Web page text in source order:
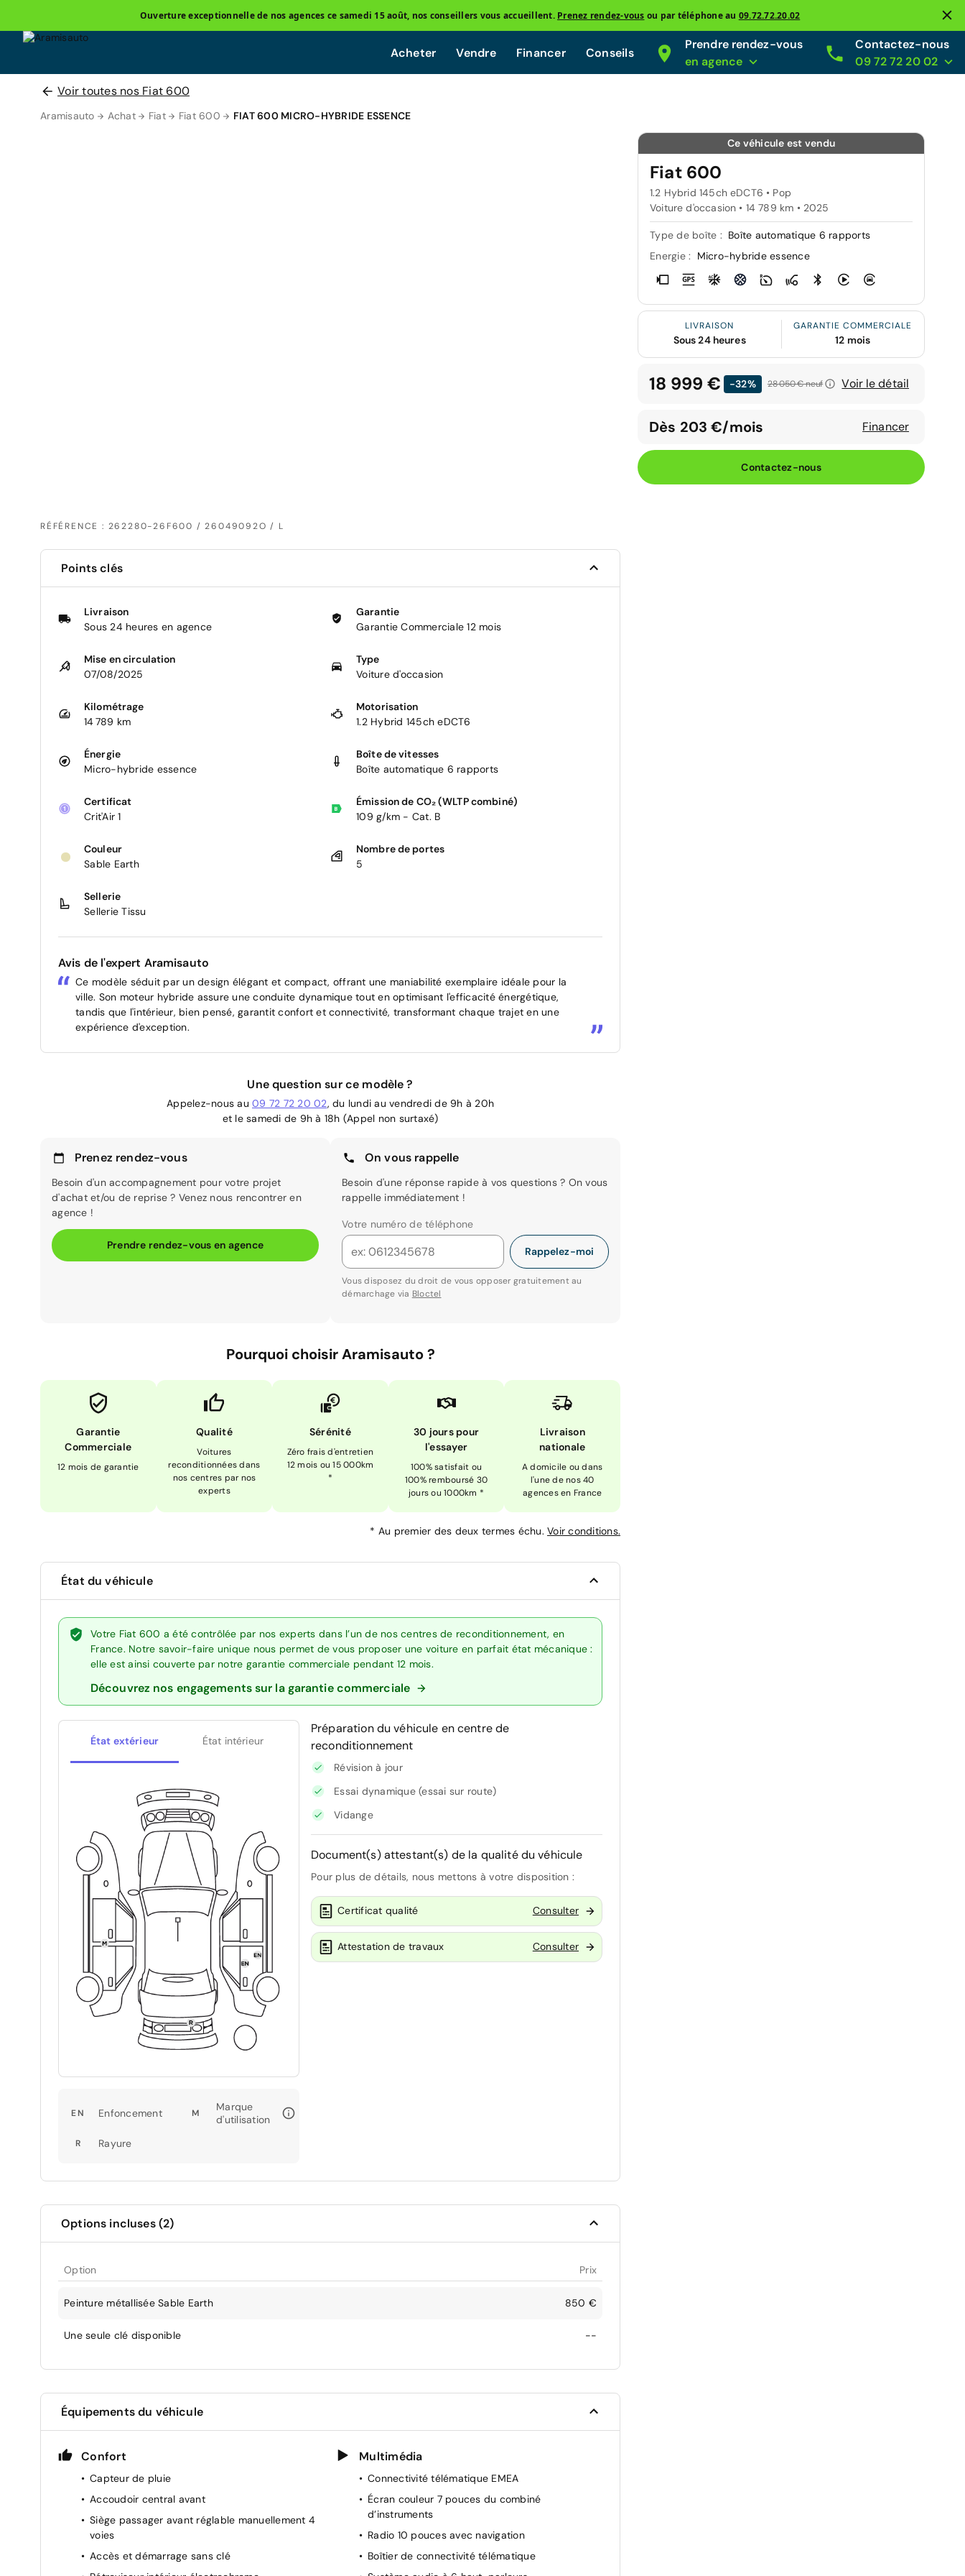
Ouverture exceptionnelle de nos agences ce samedi 15 août, nos conseillers vous accueillent. Prenez rendez-vous ou par téléphone au 09.72.72.20.02
Acheter Vendre Financer Conseils
Prendre rendez-vous
en agence
Contactez-nous
09 72 72 20 02
Voir toutes nos Fiat 600
Aramisauto Achat Fiat Fiat 600 FIAT 600 MICRO-HYBRIDE ESSENCE
RÉFÉRENCE : 262280-26F600 / 26049092O / L
Ce véhicule est vendu
Fiat 600
1.2 Hybrid 145ch eDCT6 • Pop
Voiture d'occasion • 14 789 km • 2025
Type de boîte : Boîte automatique 6 rapports
Energie :
Micro-hybride essence
LIVRAISON
Sous 24 heures
GARANTIE COMMERCIALE
12 mois
18 999 € -32% 28 050 €neuf Voir le détail
Dès 203 €/mois Financer
Contactez-nous
Points clés
Livraison
Sous 24 heures en agence
Garantie
Garantie Commerciale 12 mois
Mise en circulation
07/08/2025
Type
Voiture d'occasion
Kilométrage
14 789 km
Motorisation
1.2 Hybrid 145ch eDCT6
Énergie
Micro-hybride essence
Boîte de vitesses
Boîte automatique 6 rapports
Certificat
Crit'Air 1
Émission de CO₂ (WLTP combiné)
109 g/km - Cat. B
Couleur
Sable Earth
Nombre de portes
5
Sellerie
Sellerie Tissu
Avis de l'expert Aramisauto
Ce modèle séduit par un design élégant et compact, offrant une maniabilité exemplaire idéale pour la
ville. Son moteur hybride assure une conduite dynamique tout en optimisant l'efficacité énergétique,
tandis que l'intérieur, bien pensé, garantit confort et connectivité, transformant chaque trajet en une
expérience d'exception.
Une question sur ce modèle ?
Appelez-nous au 09 72 72 20 02, du lundi au vendredi de 9h à 20h
et le samedi de 9h à 18h (Appel non surtaxé)
Prenez rendez-vous
Besoin d'un accompagnement pour votre projet
d'achat et/ou de reprise ? Venez nous rencontrer en
agence !
Prendre rendez-vous en agence
On vous rappelle
Besoin d'une réponse rapide à vos questions ? On vous
rappelle immédiatement !
Votre numéro de téléphone
Rappelez-moi
Vous disposez du droit de vous opposer gratuitement au
démarchage via Bloctel
Pourquoi choisir Aramisauto ?
Garantie
Commerciale
12 mois de garantie
Qualité
Voitures
reconditionnées dans
nos centres par nos
experts
Sérénité
Zéro frais d'entretien
12 mois ou 15 000km
*
30 jours pour
l'essayer
100% satisfait ou
100% remboursé 30
jours ou 1000km *
Livraison
nationale
A domicile ou dans
l'une de nos 40
agences en France
* Au premier des deux termes échu. Voir conditions.
État du véhicule
Votre Fiat 600 a été contrôlée par nos experts dans l’un de nos centres de reconditionnement, en
France. Notre savoir-faire unique nous permet de vous proposer une voiture en parfait état mécanique :
elle est ainsi couverte par notre garantie commerciale pendant 12 mois.
Découvrez nos engagements sur la garantie commerciale
État extérieur État intérieur
EN Enfoncement M
Marque
d'utilisation
R Rayure
Préparation du véhicule en centre de
reconditionnement
Révision à jour
Essai dynamique (essai sur route)
Vidange
Document(s) attestant(s) de la qualité du véhicule
Pour plus de détails, nous mettons à votre disposition :
Certificat qualité Consulter
Attestation de travaux Consulter
Options incluses (2)
Option Prix
Peinture métallisée Sable Earth 850 €
Une seule clé disponible --
Équipements du véhicule
Confort
Capteur de pluie
Accoudoir central avant
Siège passager avant réglable manuellement 4
voies
Accès et démarrage sans clé
Multimédia
Connectivité télématique EMEA
Écran couleur 7 pouces du combiné
d’instruments
Radio 10 pouces avec navigation
Boîtier de connectivité télématique